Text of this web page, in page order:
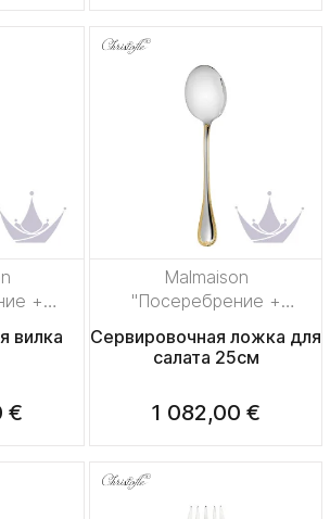
+
вилка
€
Malmaison
"Посеребрение +
Сервировочная ложка для
салата 25см
1 082,00 €